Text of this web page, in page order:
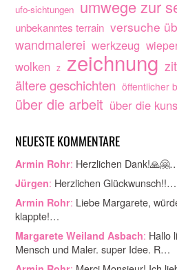
ufo-sichtungen umwege zur
unbekanntes terrain versuche
wandmalerei werkzeug
wolken z zeichnung
ältere geschichten öffentlicher
über die arbeit über die
NEUESTE KOMMENTARE
Armin Rohr: Herzlichen
Jürgen: Herzlichen Glückwunsch!!…
Armin Rohr: Liebe Margarete,
klappte!…
Margarete Weiland Asbach: Hallo
Mensch und Maler. super Idee. R…